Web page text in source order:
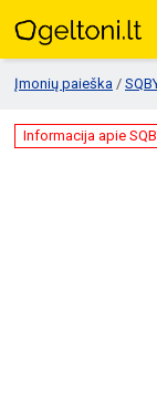
Įmonių paieška /
Informacija apie